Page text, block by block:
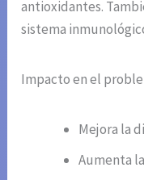
antioxidantes.
sistema
Impacto en el
Mejora la
Aumenta